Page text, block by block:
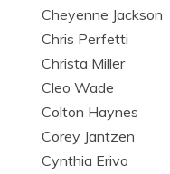
Cheyenne Jackson
Chris Perfetti
Christa Miller
Cleo Wade
Colton Haynes
Corey Jantzen
Cynthia Erivo